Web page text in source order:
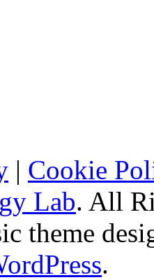
| Cookie
Lab. All
theme
.